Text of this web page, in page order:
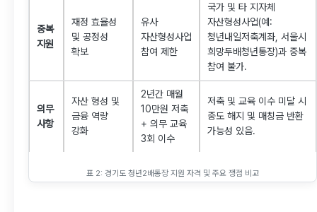
중복
지원
재정 효율성
및 공정성
확보
유사
자산형성사업
참여 제한
국가 및 타 지자체
자산형성사업(예:
청년내일저축계좌, 서울시
희망두배청년통장)과 중복
참여 불가.
의무
사항
자산 형성 및
금융 역량
강화
2년간 매월
10만원 저축
+ 의무 교육
3회 이수
저축 및 교육 이수 미달 시
중도 해지 및 매칭금 반환
가능성 있음.
표 2: 경기도 청년2배통장 지원 자격 및 주요 쟁점 비교